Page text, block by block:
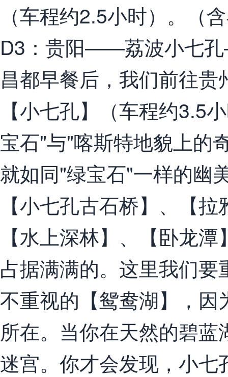
（车程约2.5小时）。（
D3：贵阳——荔波小七
昌都早餐后，我们前往
【小七孔】（车程约3.5
宝石"与"喀斯特地貌上的
就如同"绿宝石"一样的幽
【小七孔古石桥】、【
【水上深林】、【卧龙
占据满满的。这里我们
不重视的【鸳鸯湖】，
所在。当你在天然的碧
迷宫。你才会发现，小